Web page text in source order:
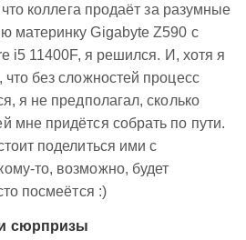
что коллега продаёт за разумные
материнку Gigabyte Z590 с
i5 11400F, я решился. И, хотя я
что без сложностей процесс
я не предполагал, сколько
мне придётся собрать по пути.
поделиться ими с
то, возможно, будет
посмеётся :)
сюрпризы